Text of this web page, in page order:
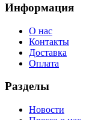
Информация
О нас
Контакты
Доставка
Оплата
Разделы
Новости